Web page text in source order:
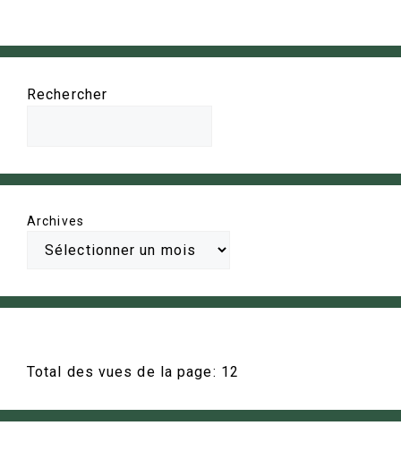
Rechercher
Archives
Total des vues de la page: 12